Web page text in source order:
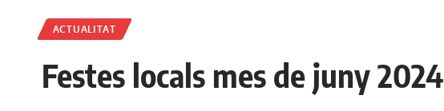
ACTUALITAT
Festes locals mes de juny 2024